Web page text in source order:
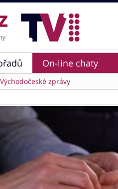
On-line chaty
Východočeské zprávy